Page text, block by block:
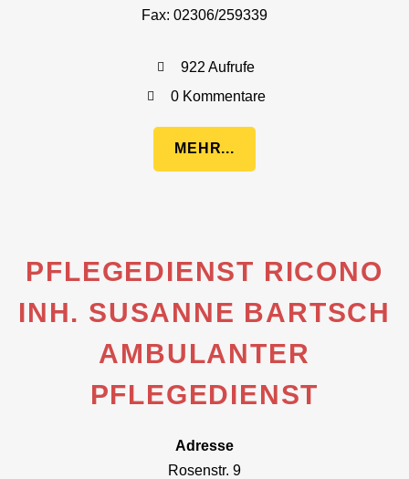
Fax: 02306/259339
922 Aufrufe
0 Kommentare
MEHR...
PFLEGEDIENST RICONO
INH. SUSANNE BARTSCH
AMBULANTER
PFLEGEDIENST
Adresse
Rosenstr. 9